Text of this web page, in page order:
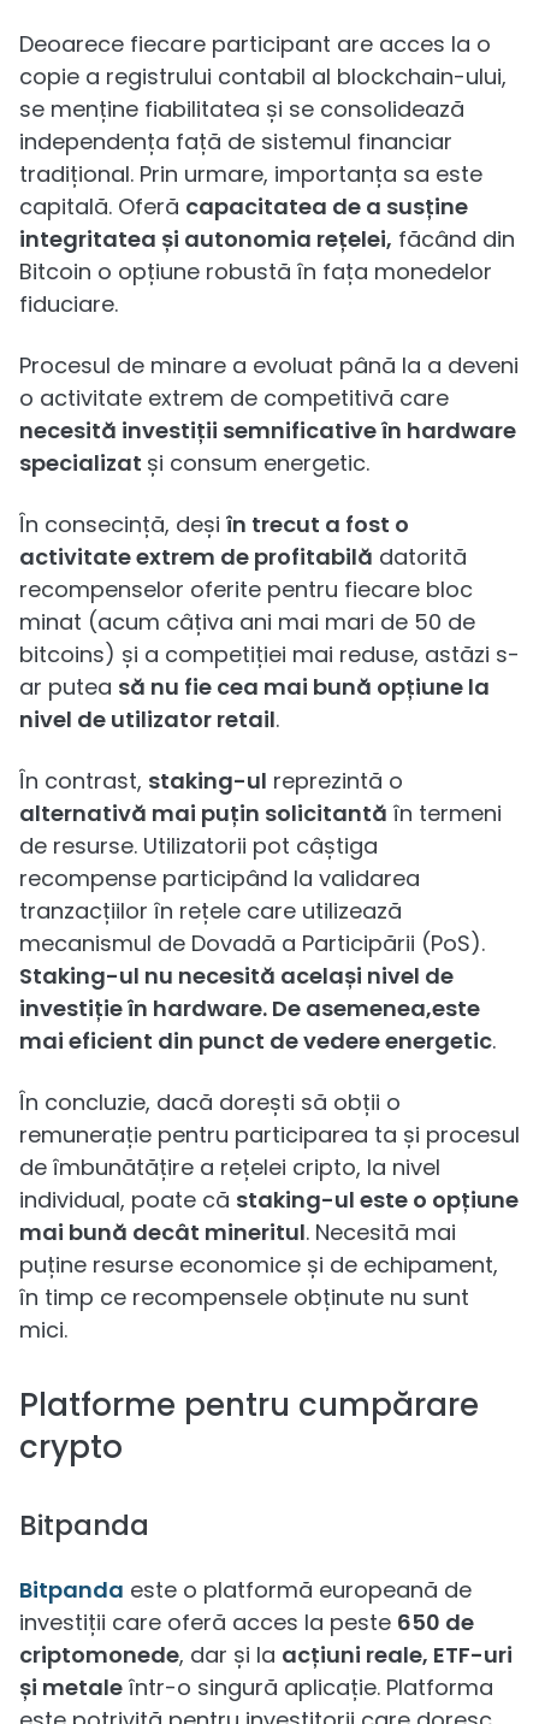
Deoarece fiecare participant are acces la o
copie a registrului contabil al blockchain-ului,
se menține fiabilitatea și se consolidează
independența față de sistemul financiar
tradițional. Prin urmare, importanța sa este
capitală. Oferă capacitatea de a susține
integritatea și autonomia rețelei, făcând din
Bitcoin o opțiune robustă în fața monedelor
fiduciare.
Procesul de minare a evoluat până la a deveni
o activitate extrem de competitivă care
necesită investiții semnificative în hardware
specializat și consum energetic.
În consecință, deși în trecut a fost o
activitate extrem de profitabilă datorită
recompenselor oferite pentru fiecare bloc
minat (acum câțiva ani mai mari de 50 de
bitcoins) și a competiției mai reduse, astăzi s-
ar putea să nu fie cea mai bună opțiune la
nivel de utilizator retail.
În contrast, staking-ul reprezintă o
alternativă mai puțin solicitantă în termeni
de resurse. Utilizatorii pot câștiga
recompense participând la validarea
tranzacțiilor în rețele care utilizează
mecanismul de Dovadă a Participării (PoS).
Staking-ul nu necesită același nivel de
investiție în hardware. De asemenea,este
mai eficient din punct de vedere energetic.
În concluzie, dacă dorești să obții o
remunerație pentru participarea ta și procesul
de îmbunătățire a rețelei cripto, la nivel
individual, poate că staking-ul este o opțiune
mai bună decât mineritul. Necesită mai
puține resurse economice și de echipament,
în timp ce recompensele obținute nu sunt
mici.
Platforme pentru cumpărare
crypto
Bitpanda
Bitpanda este o platformă europeană de
investiții care oferă acces la peste 650 de
criptomonede, dar și la acțiuni reale, ETF-uri
și metale într-o singură aplicație. Platforma